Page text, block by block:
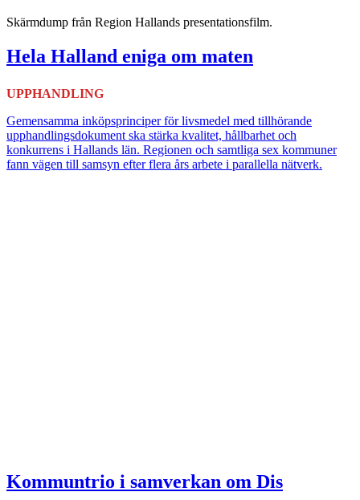
Skärmdump från Region Hallands presentationsfilm.
Hela Halland eniga om maten
UPPHANDLING
Gemensamma inköpsprinciper för livsmedel med tillhörande
upphandlingsdokument ska stärka kvalitet, hållbarhet och
konkurrens i Hallands län. Regionen och samtliga sex kommuner
fann vägen till samsyn efter flera års arbete i parallella nätverk.
Kommuntrio i samverkan om Dis